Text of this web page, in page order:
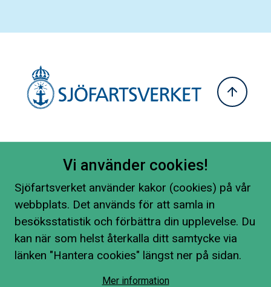
Vi använder cookies!
Sjöfartsverket använder kakor (cookies) på vår
webbplats. Det används för att samla in
besöksstatistik och förbättra din upplevelse. Du
kan när som helst återkalla ditt samtycke via
länken "Hantera cookies" längst ner på sidan.
Mer information